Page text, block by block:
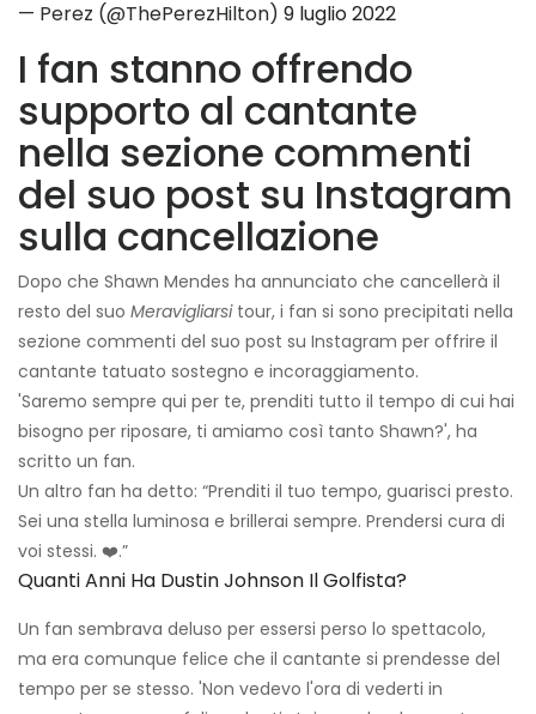
— Perez (@ThePerezHilton) 9 luglio 2022
I fan stanno offrendo
supporto al cantante
nella sezione commenti
del suo post su Instagram
sulla cancellazione
Dopo che Shawn Mendes ha annunciato che cancellerà il
resto del suo Meravigliarsitour, i fan si sono precipitati nella
sezione commenti del suo post su Instagram per offrire il
cantante tatuato sostegno e incoraggiamento.
'Saremo sempre qui per te, prenditi tutto il tempo di cui hai
bisogno per riposare, ti amiamo così tanto Shawn?', ha
scritto un fan.
Un altro fan ha detto: “Prenditi il ​​tuo tempo, guarisci presto.
Sei una stella luminosa e brillerai sempre. Prendersi cura di
voi stessi. ❤️.”
Quanti Anni Ha Dustin Johnson Il Golfista?
Un fan sembrava deluso per essersi perso lo spettacolo,
ma era comunque felice che il cantante si prendesse del
tempo per se stesso. 'Non vedevo l'ora di vederti in